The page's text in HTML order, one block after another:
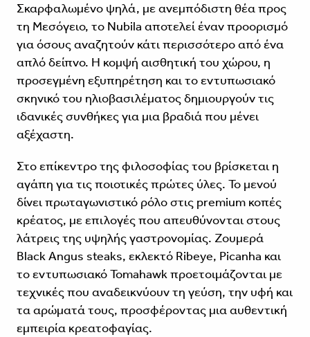
Σκαρφαλωμένο ψηλά, με ανεμπόδιστη θέα προς
τη Μεσόγειο, το Nubila αποτελεί έναν προορισμό
για όσους αναζητούν κάτι περισσότερο από ένα
απλό δείπνο. Η κομψή αισθητική του χώρου, η
προσεγμένη εξυπηρέτηση και το εντυπωσιακό
σκηνικό του ηλιοβασιλέματος δημιουργούν τις
ιδανικές συνθήκες για μια βραδιά που μένει
αξέχαστη.
Στο επίκεντρο της φιλοσοφίας του βρίσκεται η
αγάπη για τις ποιοτικές πρώτες ύλες. Το μενού
δίνει πρωταγωνιστικό ρόλο στις premium κοπές
κρέατος, με επιλογές που απευθύνονται στους
λάτρεις της υψηλής γαστρονομίας. Ζουμερά
Black Angus steaks, εκλεκτό Ribeye, Picanha και
το εντυπωσιακό Tomahawk προετοιμάζονται με
τεχνικές που αναδεικνύουν τη γεύση, την υφή και
τα αρώματά τους, προσφέροντας μια αυθεντική
εμπειρία κρεατοφαγίας.